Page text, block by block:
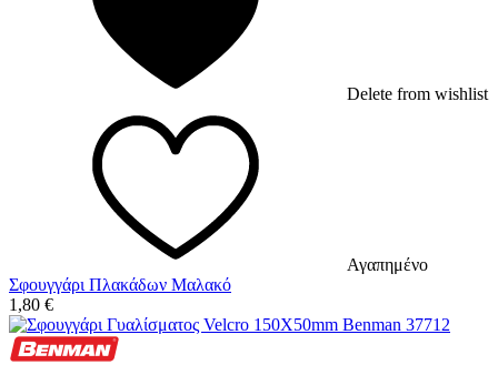
Delete from wishlist
Αγαπημένο
Σφουγγάρι Πλακάδων Μαλακό
1,80 €